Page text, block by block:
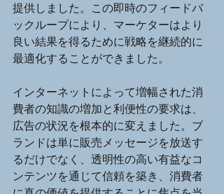
提供しました。この即時のフィードバ
ックループにより、マーケターはより
良い結果を得るために戦略を継続的に
最適化することができました。
インターネットによって増幅された消
費者の知識の増加と利便性の要求は、
広告の状況を根本的に変えました。ブ
ランドは単に販売メッセージを放送す
るだけでなく、透明性の高い有益なコ
ンテンツを通じて信頼を築き、消費者